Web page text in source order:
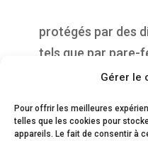
Gérer le
Pour offrir les meilleures
telles que les cookies pour
appareils. Le fait de consentir à
protégés par des
tels que par pare-
Lors du traitement